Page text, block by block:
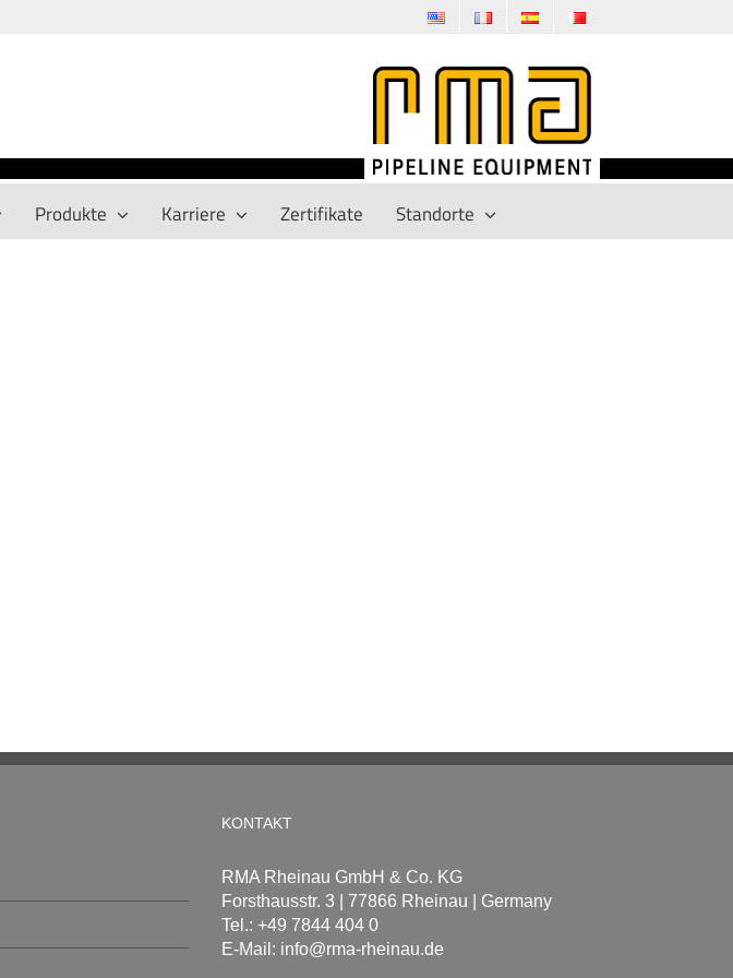
Produkte Karriere Zertifikate Standorte
KONTAKT
RMA Rheinau GmbH & Co. KG
Forsthausstr. 3 | 77866 Rheinau | Germany
Tel.: +49 7844 404 0
E-Mail: info@rma-rheinau.de